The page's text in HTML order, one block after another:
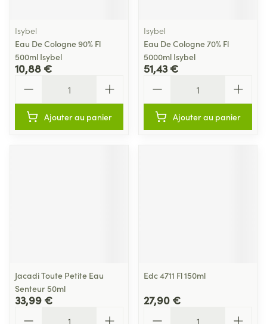
Isybel
Eau De Cologne 90% Fl
500ml Isybel
10,88 €
Ajouter au panier
Isybel
Eau De Cologne 70% Fl
5000ml Isybel
51,43 €
Ajouter au panier
Jacadi Toute Petite Eau
Senteur 50ml
33,99 €
Edc 4711 Fl 150ml
27,90 €